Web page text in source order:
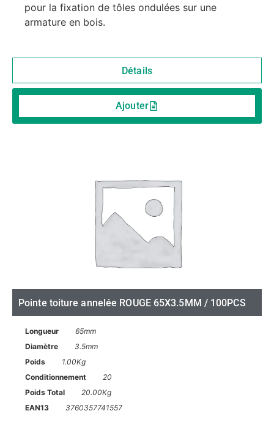
pour la fixation de tôles ondulées sur une
armature en bois.
Détails
Ajouter
Pointe toiture annelée ROUGE 65X3.5MM / 100PCS
Longueur
65mm
Diamètre
3.5mm
Poids
1.00Kg
Conditionnement
20
Poids Total
20.00Kg
EAN13
3760357741557